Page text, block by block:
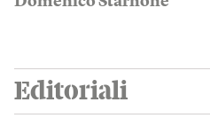
Editoriali